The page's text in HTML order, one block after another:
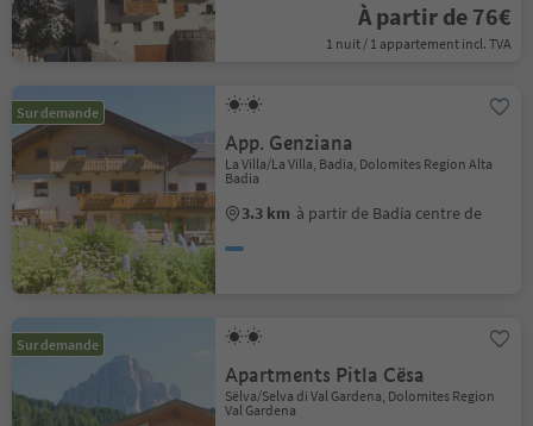
À partir de 76€
1 nuit / 1 appartement incl. TVA
Sur demande
App. Genziana
La Villa/La Villa, Badia, Dolomites Region Alta
Badia
3.3 km à partir de Badia centre de
Sur demande
Apartments Pitla Cësa
Sëlva/Selva di Val Gardena, Dolomites Region
Val Gardena